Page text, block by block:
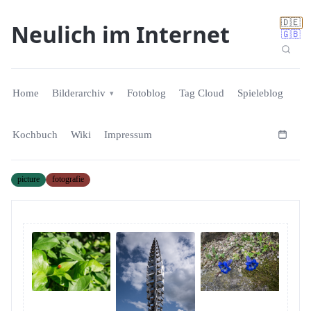
🇩🇪
🇬🇧
Neulich im Internet
Home Bilderarchiv Fotoblog Tag Cloud Spieleblog
Kochbuch Wiki Impressum
picture fotografie